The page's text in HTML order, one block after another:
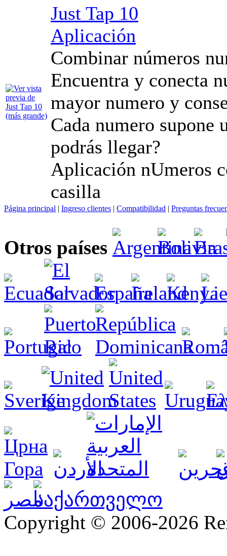
Just Tap 10
Aplicación
Combinar números
Encuentra y conecta
mayor numero y
Cada numero supone
podrás llegar?
Aplicación nUmeros
casilla
Página principal | Ingreso clientes | Compatibilidad | Preguntas
Otros países
Copyright © 2006-2026